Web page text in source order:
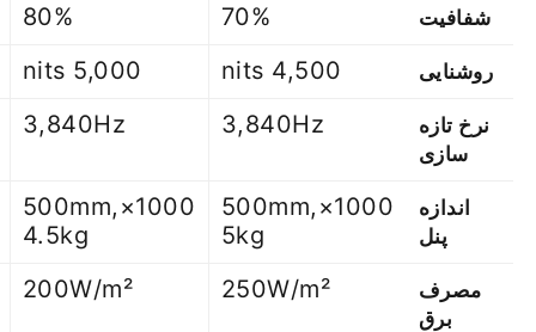
شفافیت 70%
80%
روشنایی 4,500 nits
5,000 nits
نرخ تازه
سازی
3,840Hz
3,840Hz
اندازه
پنل
1000×500mm,
5kg
1000×500mm,
4.5kg
مصرف
برق
250W/m²
200W/m²